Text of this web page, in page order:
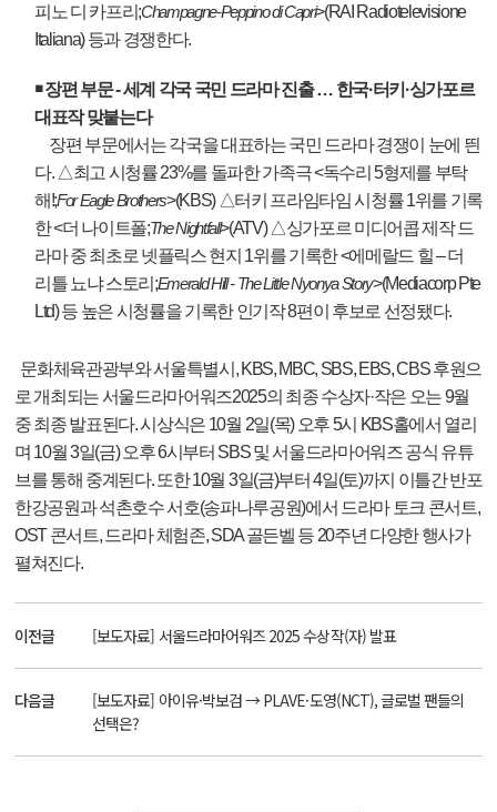
피노 디 카프리 ;Champagne-Peppino di Capri>(RAI Radiotelevisione
Italiana)등과 경쟁한다.
￭장편 부문-세계 각국 국민 드라마 진출… 한국·터키 ·싱가포르
대표작 맞붙는다
장편 부문에서는 각국을 대표하는 국민 드라마 경쟁이 눈에 띈
다. △최고 시청률23%를 돌파한 가족극<독수리5형제를 부탁
해!;For Eagle Brothers>(KBS) △터키 프라임타임 시청률1위를 기록
한<더 나이트폴;The Nightfall>(ATV)△싱가포르 미디어콥 제작 드
라마 중 최초로 넷플릭스 현지 1위를 기록한<에메랄드 힐–더
리틀 뇨냐 스토리 ;Emerald Hill - The Little Nyonya Story>(Mediacorp Pte
Ltd)등 높은 시청률을 기록한 인기작8편이 후보로 선정됐다.
문화체육관광부와 서울특별시 , KBS, MBC, SBS, EBS, CBS후원으
로 개최되는 서울드라마어워즈2025의 최종 수상자·작은 오는9월
중 최종 발표된다.시상식은 10월 2일(목) 오후5시 KBS홀에서 열리
며 10월 3일(금) 오후 6시 부터 SBS및 서울드라마어워즈 공식 유튜
브를 통해 중계된다. 또한10월 3일(금)부터4일(토)까지 이틀간 반포
한강공원과석촌호수 서호(송파나루공원)에서 드라마 토크 콘서트,
OST 콘서트, 드라마 체험존, SDA 골든벨 등 20주년 다양한 행사가
펼쳐진다.
이전글 [보도자료] 서울드라마어워즈 2025 수상작(자) 발표
다음글
[보도자료] 아이유·박보검 → PLAVE·도영(NCT), 글로벌 팬들의
선택은?